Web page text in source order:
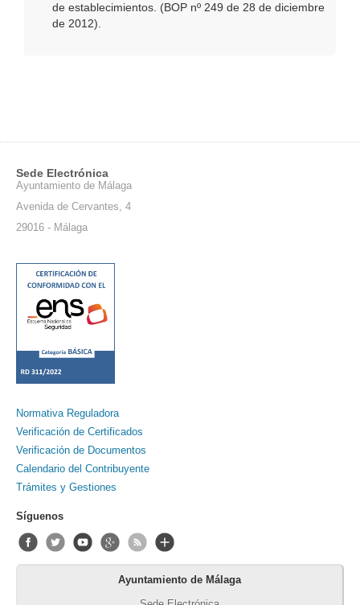
de establecimientos. (BOP nº 249 de 28 de diciembre
de 2012).
Sede Electrónica
Ayuntamiento de Málaga
Avenida de Cervantes, 4
29016 - Málaga
Normativa Reguladora
Verificación de Certificados
Verificación de Documentos
Calendario del Contribuyente
Trámites y Gestiones
Síguenos
Ayuntamiento de Málaga